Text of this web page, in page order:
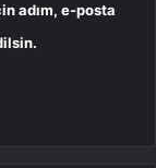
adım, e-posta